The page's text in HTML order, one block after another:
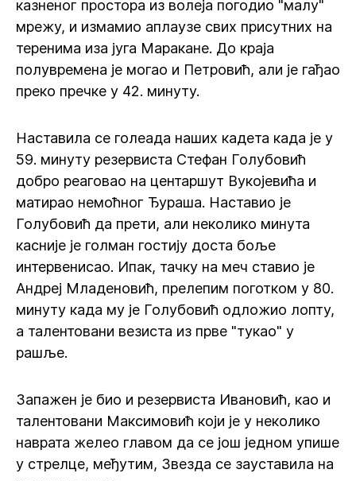
казненог простора из волеја погодио "малу"
мрежу, и измамио аплаузе свих присутних на
теренима иза југа Маракане. До краја
полувремена је могао и Петровић, али је гађао
преко пречке у 42. минуту.
Наставила се голеада наших кадета када је у
59. минуту резервиста Стефан Голубовић
добро реаговао на центаршут Вукојевића и
матирао немоћног Ђураша. Наставио је
Голубовић да прети, али неколико минута
касније је голман гостију доста боље
интервенисао. Ипак, тачку на меч ставио је
Андреј Младеновић, прелепим поготком у 80.
минуту када му је Голубовић одложио лопту,
а талентовани везиста из прве "тукао" у
рашље.
Запажен је био и резервиста Ивановић, као и
талентовани Максимовић који је у неколико
наврата желео главом да се још једном упише
у стрелце, међутим, Звезда се зауставила на